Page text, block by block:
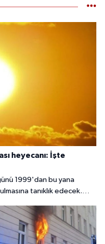
heyecanı: İşte
1999'dan bu yana
tanıklık edecek.
bu nadir doğa olayını
gelecek.